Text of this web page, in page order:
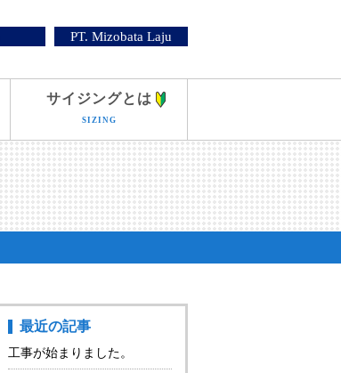
PT. Mizobata Laju
サイジングとは
SIZING
最近の記事
工事が始まりました。